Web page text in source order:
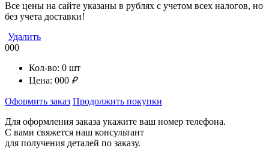
Все цены на сайте указаны в рублях с учетом всех налогов, но
без учета доставки!
Удалить
000
Кол-во: 0 шт
Цена: 000 ₽
Оформить заказ Продолжить покупки
Для оформления заказа укажите ваш номер телефона.
С вами свяжется наш консультант
для получения деталей по заказу.